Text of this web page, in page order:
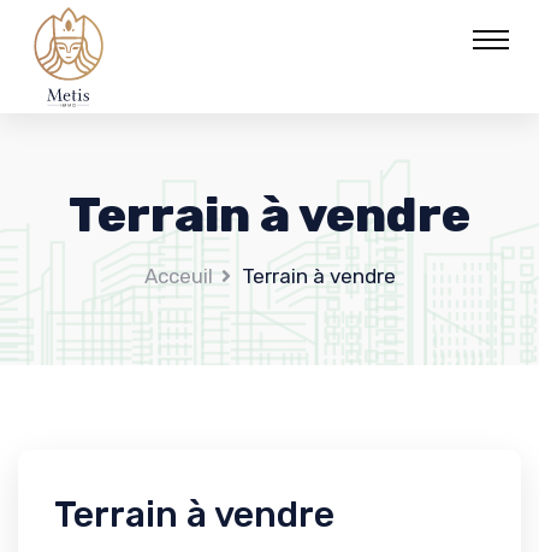
Terrain à vendre
Acceuil Terrain à vendre
Terrain à vendre